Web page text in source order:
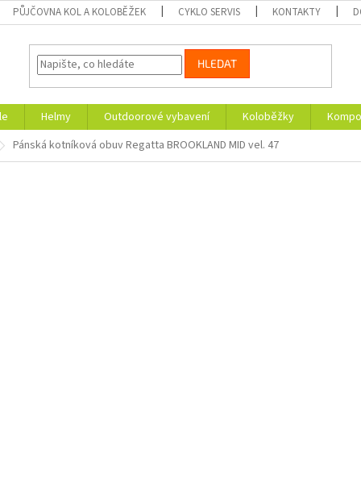
PŮJČOVNA KOL A KOLOBĚŽEK CYKLO SERVIS KONTAKTY
HLEDAT
Helmy Outdoorové vybavení Koloběžky
Pánská kotníková obuv Regatta BROOKLAND MID vel. 47